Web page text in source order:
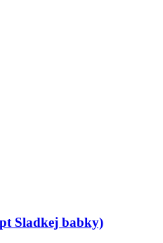
Sladkej babky)